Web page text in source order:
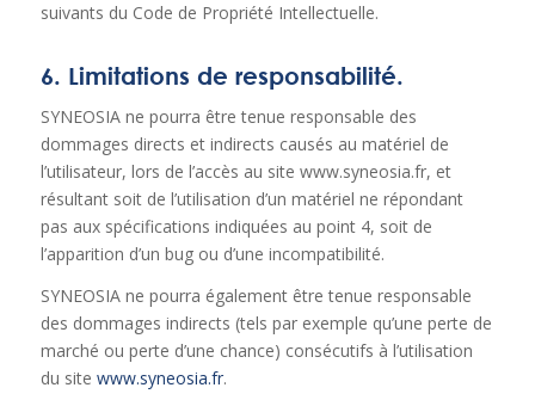
suivants du Code de Propriété Intellectuelle.
6. Limitations de responsabilité.
SYNEOSIA ne pourra être tenue responsable des
dommages directs et indirects causés au matériel de
l’utilisateur, lors de l’accès au site www.syneosia.fr, et
résultant soit de l’utilisation d’un matériel ne répondant
pas aux spécifications indiquées au point 4, soit de
l’apparition d’un bug ou d’une incompatibilité.
SYNEOSIA ne pourra également être tenue responsable
des dommages indirects (tels par exemple qu’une perte de
marché ou perte d’une chance) consécutifs à l’utilisation
du site www.syneosia.fr.